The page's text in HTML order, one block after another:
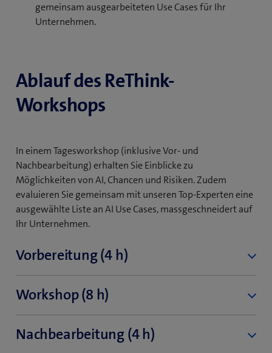
gemeinsam ausgearbeiteten Use Cases für Ihr
Unternehmen.
Ablauf des ReThink-
Workshops
In einem Tagesworkshop (inklusive Vor- und
Nachbearbeitung) erhalten Sie Einblicke zu
Möglichkeiten von AI, Chancen und Risiken. Zudem
evaluieren Sie gemeinsam mit unseren Top-Experten eine
ausgewählte Liste an AI Use Cases, massgeschneidert auf
Ihr Unternehmen.
Vorbereitung (4 h)
Scoping Call: Einstündiges Telefonat zur Klärung des
Workshopinhaltes, inkl. allfälliger Firmen-
individueller Anpassungen.
Preparation Survey: Vorgängige Umfrage zu
Workshop (8 h)
Kaffee & Gipfeli
Nachbearbeitung (4 h)